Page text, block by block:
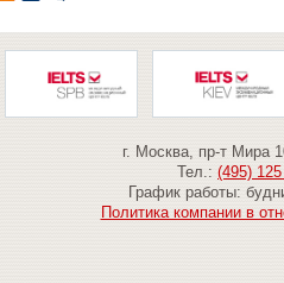
г. Москва, пр-т Мира
Тел.: (495)
График работы:
Политика компании в